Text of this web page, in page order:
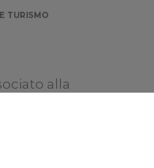
TURISMO
alla